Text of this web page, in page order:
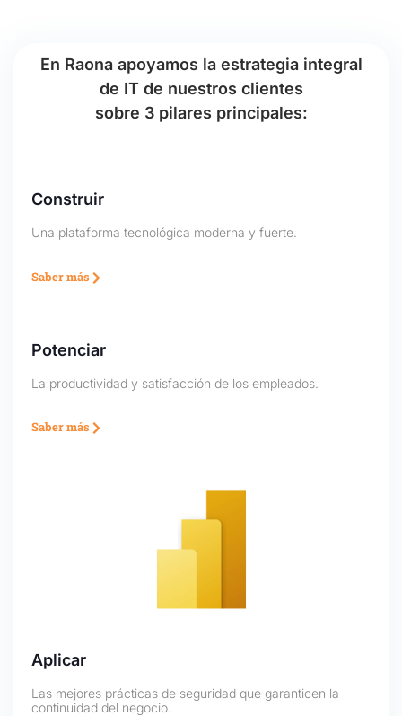
En Raona apoyamos la estrategia integral
de IT de nuestros clientes
sobre 3 pilares principales:
Construir
Una plataforma tecnológica moderna y fuerte.
Saber más
Potenciar
La productividad y satisfacción de los empleados.
Saber más
Aplicar
Las mejores prácticas de seguridad que garanticen la
continuidad del negocio.